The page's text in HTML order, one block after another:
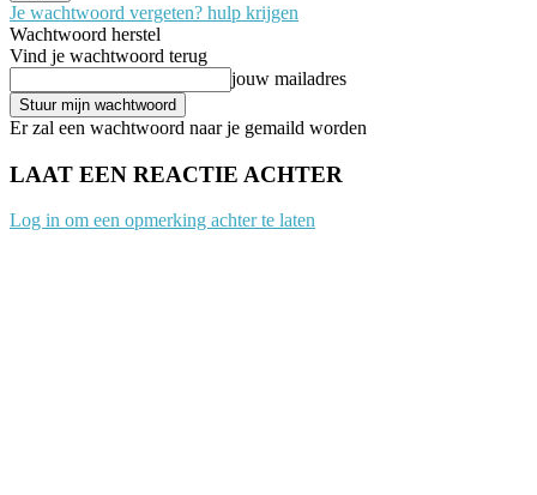
Je wachtwoord vergeten? hulp krijgen
Wachtwoord herstel
Vind je wachtwoord terug
jouw mailadres
Er zal een wachtwoord naar je gemaild worden
LAAT EEN REACTIE ACHTER
Log in om een opmerking achter te laten